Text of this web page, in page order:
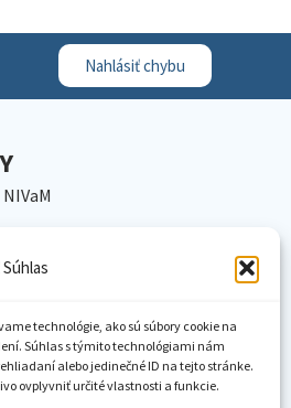
technológie, ako sú súbory cookie na
Súhlas s týmito technológiami nám
alebo jedinečné ID na tejto stránke.
ovplyvniť určité vlastnosti a funkcie.
Nahlásiť chybu